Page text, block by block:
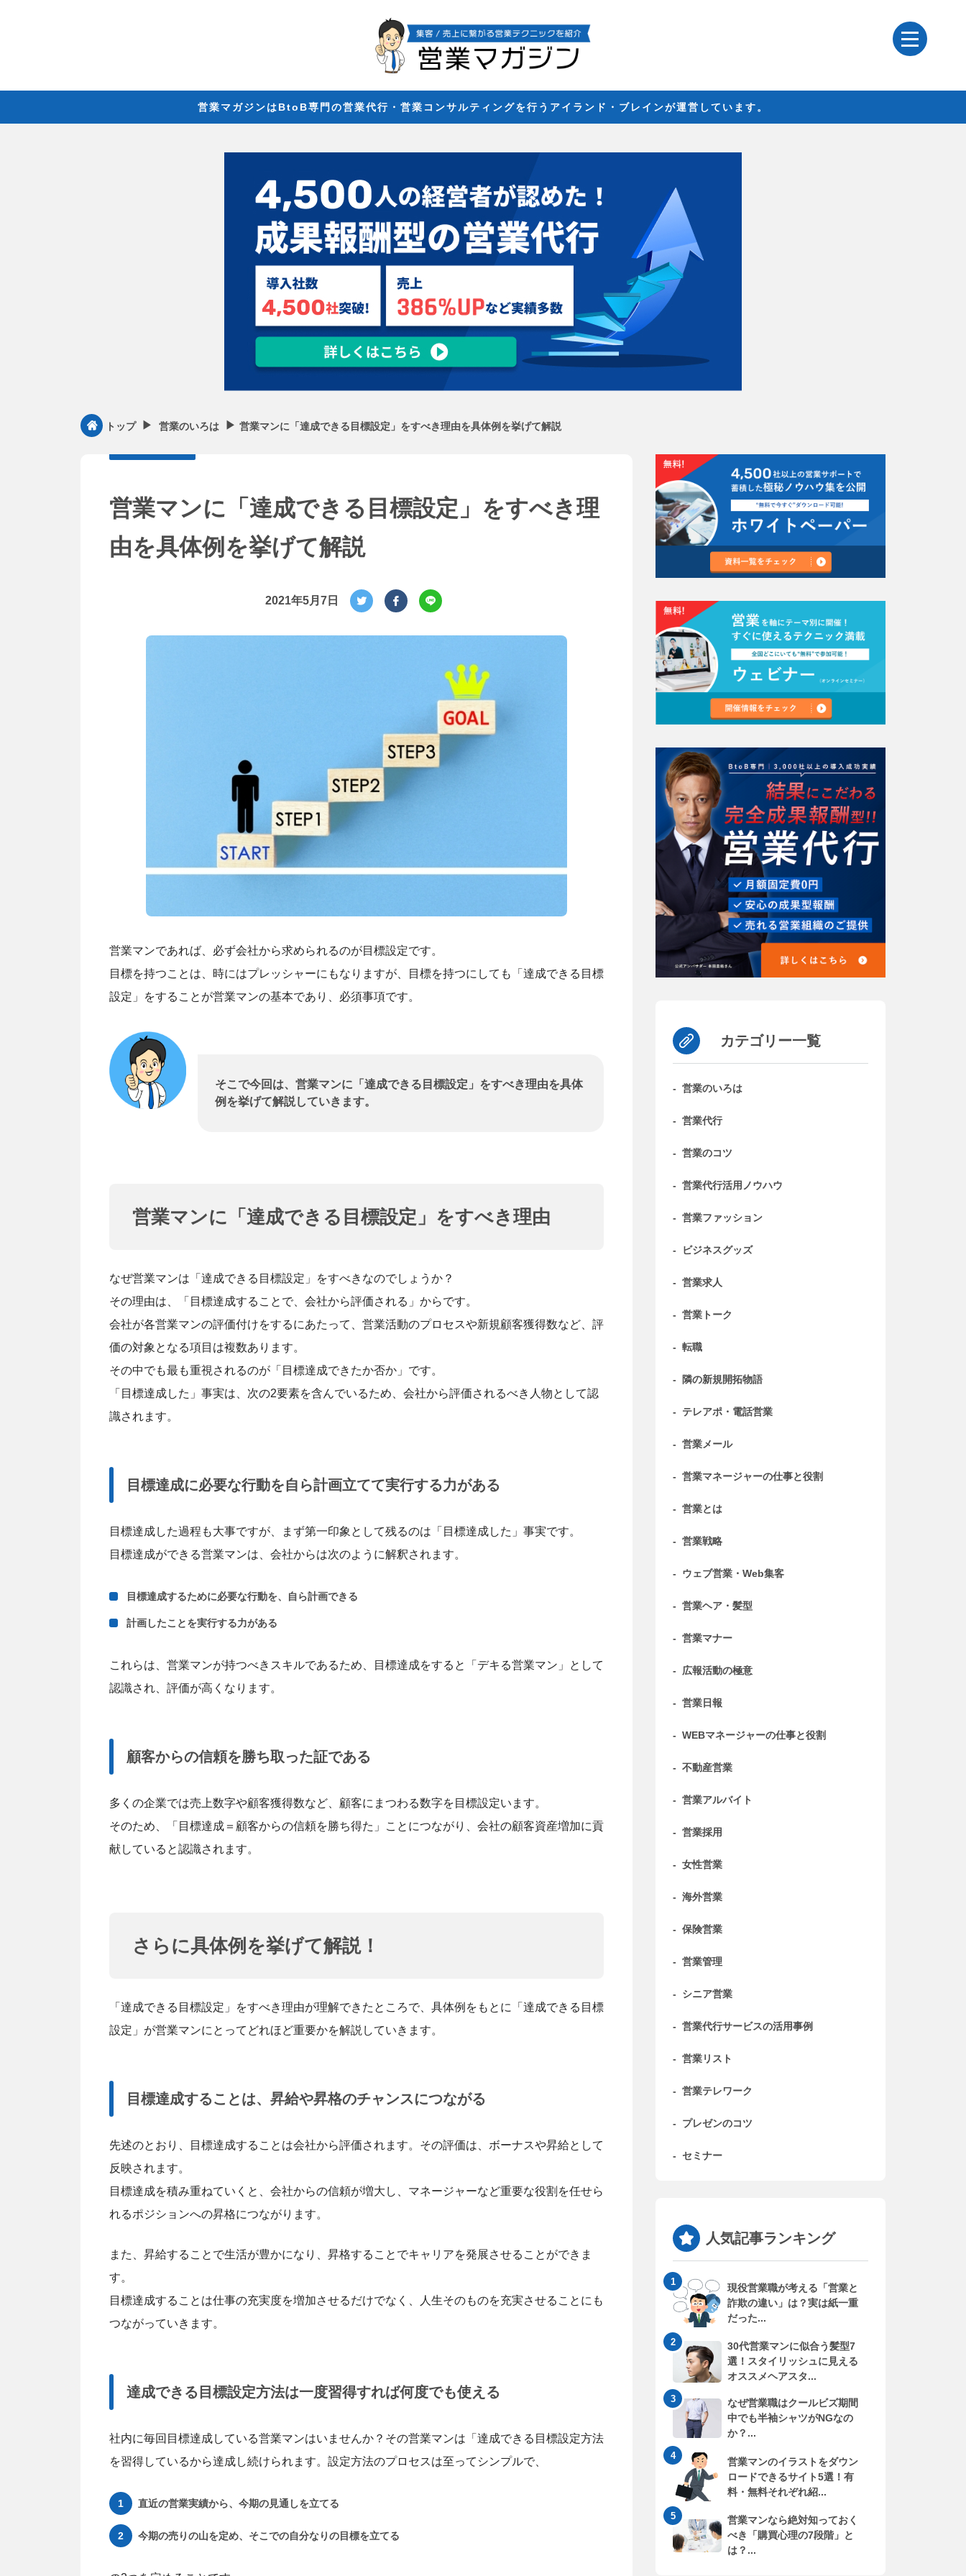
営業マガジンはBtoB専門の営業代行・営業コンサルティングを行うアイランド・ブレインが運営しています。
トップ ▶︎ 営業のいろは ▶︎ 営業マンに「達成できる目標設定」をすべき理由を具体例を挙げて解説
営業マンに「達成できる目標設定」をすべき理
由を具体例を挙げて解説
2021年5月7日
営業マンであれば、必ず会社から求められるのが目標設定です。
目標を持つことは、時にはプレッシャーにもなりますが、目標を持つにしても「達成できる目標
設定」をすることが営業マンの基本であり、必須事項です。
そこで今回は、営業マンに「達成できる目標設定」をすべき理由を具体
例を挙げて解説していきます。
営業マンに「達成できる目標設定」をすべき理由
なぜ営業マンは「達成できる目標設定」をすべきなのでしょうか？
その理由は、「目標達成することで、会社から評価される」からです。
会社が各営業マンの評価付けをするにあたって、営業活動のプロセスや新規顧客獲得数など、評
価の対象となる項目は複数あります。
その中でも最も重視されるのが「目標達成できたか否か」です。
「目標達成した」事実は、次の2要素を含んでいるため、会社から評価されるべき人物として認
識されます。
目標達成に必要な行動を自ら計画立てて実行する力がある
目標達成した過程も大事ですが、まず第一印象として残るのは「目標達成した」事実です。
目標達成ができる営業マンは、会社からは次のように解釈されます。
目標達成するために必要な行動を、自ら計画できる
計画したことを実行する力がある
これらは、営業マンが持つべきスキルであるため、目標達成をすると「デキる営業マン」として
認識され、評価が高くなります。
顧客からの信頼を勝ち取った証である
多くの企業では売上数字や顧客獲得数など、顧客にまつわる数字を目標設定います。
そのため、「目標達成＝顧客からの信頼を勝ち得た」ことにつながり、会社の顧客資産増加に貢
献していると認識されます。
さらに具体例を挙げて解説！
「達成できる目標設定」をすべき理由が理解できたところで、具体例をもとに「達成できる目標
設定」が営業マンにとってどれほど重要かを解説していきます。
目標達成することは、昇給や昇格のチャンスにつながる
先述のとおり、目標達成することは会社から評価されます。その評価は、ボーナスや昇給として
反映されます。
目標達成を積み重ねていくと、会社からの信頼が増大し、マネージャーなど重要な役割を任せら
れるポジションへの昇格につながります。
また、昇給することで生活が豊かになり、昇格することでキャリアを発展させることができま
す。
目標達成することは仕事の充実度を増加させるだけでなく、人生そのものを充実させることにも
つながっていきます。
達成できる目標設定方法は一度習得すれば何度でも使える
社内に毎回目標達成している営業マンはいませんか？その営業マンは「達成できる目標設定方法
を習得しているから達成し続けられます。設定方法のプロセスは至ってシンプルで、
直近の営業実績から、今期の見通しを立てる
今期の売りの山を定め、そこでの自分なりの目標を立てる
カテゴリー一覧
- 営業のいろは
- 営業代行
- 営業のコツ
- 営業代行活用ノウハウ
- 営業ファッション
- ビジネスグッズ
- 営業求人
- 営業トーク
- 転職
- 隣の新規開拓物語
- テレアポ・電話営業
- 営業メール
- 営業マネージャーの仕事と役割
- 営業とは
- 営業戦略
- ウェブ営業・Web集客
- 営業ヘア・髪型
- 営業マナー
- 広報活動の極意
- 営業日報
- WEBマネージャーの仕事と役割
- 不動産営業
- 営業アルバイト
- 営業採用
- 女性営業
- 海外営業
- 保険営業
- 営業管理
- シニア営業
- 営業代行サービスの活用事例
- 営業リスト
- 営業テレワーク
- プレゼンのコツ
- セミナー
人気記事ランキング
現役営業職が考える「営業と
詐欺の違い」は？実は紙一重
だった...
30代営業マンに似合う髪型7
選！スタイリッシュに見える
オススメヘアスタ...
なぜ営業職はクールビズ期間
中でも半袖シャツがNGなの
か？...
営業マンのイラストをダウン
ロードできるサイト5選！有
料・無料それぞれ紹...
営業マンなら絶対知っておく
べき「購買心理の7段階」と
は？...